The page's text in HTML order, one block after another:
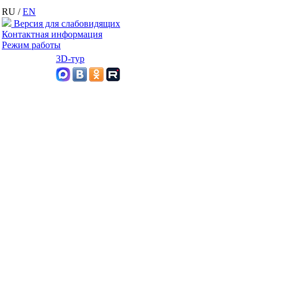
RU /EN
Версия для слабовидящих
Контактная информация
Режим работы
3D-тур